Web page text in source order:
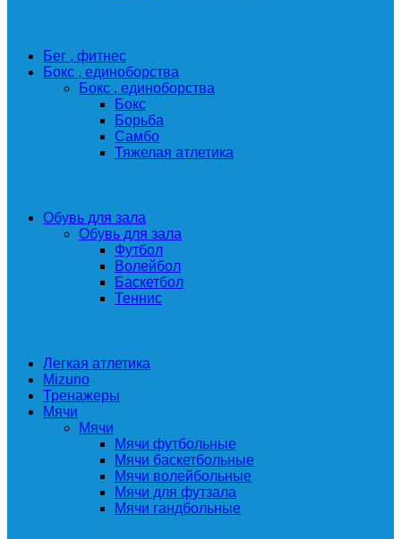
Бег , фитнес
Бокс , единоборства
Бокс , единоборства
Бокс
Борьба
Самбо
Тяжелая атлетика
Обувь для зала
Обувь для зала
Футбол
Волейбол
Баскетбол
Теннис
Легкая атлетика
Mizuno
Тренажеры
Мячи
Мячи
Мячи футбольные
Мячи баскетбольные
Мячи волейбольные
Мячи для футзала
Мячи гандбольные